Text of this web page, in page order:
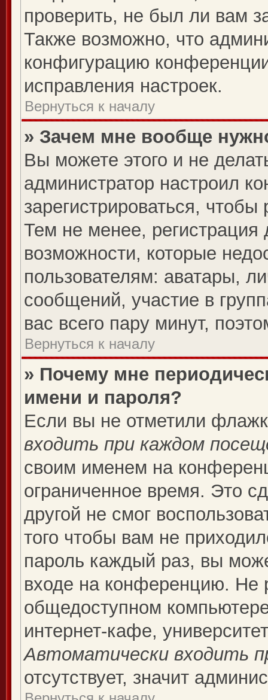
проверить, не был ли вам
Также возможно, что
конфигурацию
исправления настроек.
Вернуться к началу
» Зачем мне вообще
Вы можете этого и не
администратор настроил
зарегистрироваться,
Тем не менее,
возможности, которые
пользователям: аватары,
сообщений, участие в
вас всего пару минут,
Вернуться к началу
» Почему мне
имени и пароля?
Если вы не отметили
входить при каждом
своим именем на
ограниченное время. Это
другой не смог
того чтобы вам не
пароль каждый раз, вы
входе на конференцию. Не
общедоступном
интернет-кафе,
Автоматически входить
отсутствует, значит